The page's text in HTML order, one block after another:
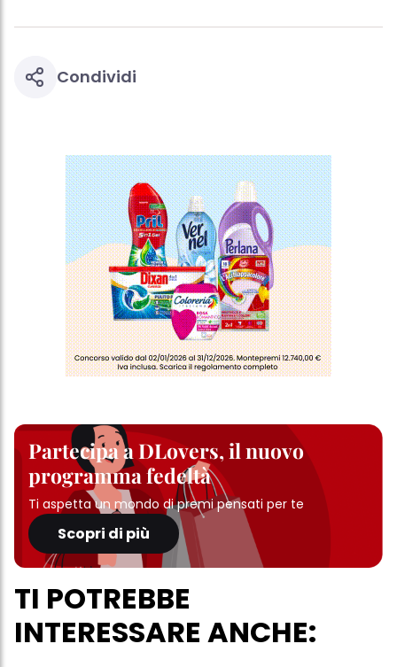
Condividi
Partecipa a DLovers, il nuovo
programma fedeltà
Ti aspetta un mondo di premi pensati per te
Scopri di più
TI POTREBBE
INTERESSARE ANCHE: